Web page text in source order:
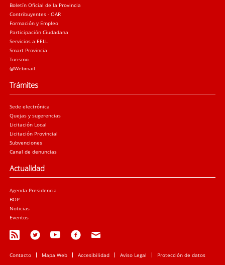
Boletín Oficial de la Provincia
Contribuyentes - OAR
Formación y Empleo
Participación Ciudadana
Servicios a EELL
Smart Provincia
Turismo
@Webmail
Trámites
Sede electrónica
Quejas y sugerencias
Licitación Local
Licitación Provincial
Subvenciones
Canal de denuncias
Actualidad
Agenda Presidencia
BOP
Noticias
Eventos
Contacto Mapa Web Accesibilidad Aviso Legal Protección de datos